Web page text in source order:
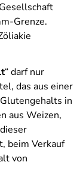
Grenze.
“ darf nur
das aus einer
in
aus Weizen,
beim Verkauf
von